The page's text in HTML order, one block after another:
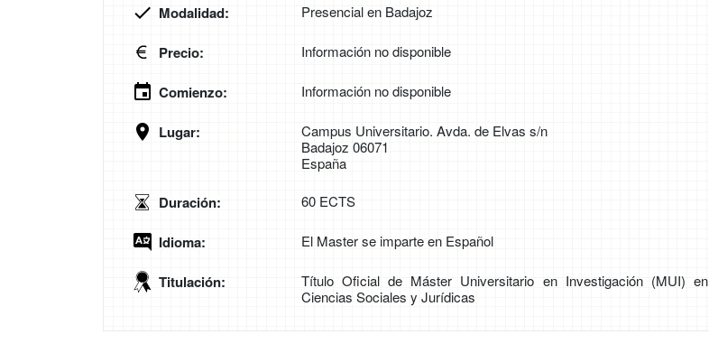
Modalidad: Presencial en Badajoz
Precio: Información no disponible
Comienzo: Información no disponible
Lugar:
Campus Universitario. Avda. de Elvas s/n
Badajoz 06071
España
Duración: 60 ECTS
Idioma: El Master se imparte en Español
Titulación:
Título Oficial de Máster Universitario en Investigación (MUI) en
Ciencias Sociales y Jurídicas